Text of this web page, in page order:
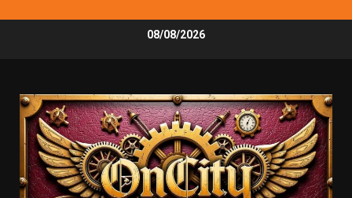
08/08/2026